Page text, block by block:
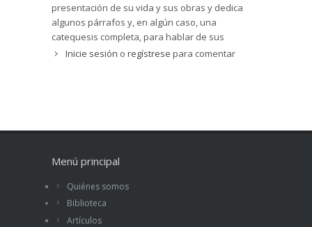
presentación de su vida y sus obras y dedica
algunos párrafos y, en algún caso, una
catequesis completa, para hablar de sus
doctrina. Creo que lo más difícil en este tema es
Inicie sesión o regístrese para comentar
Menú principal
Quiénes somos
Biblioteca
Artículos